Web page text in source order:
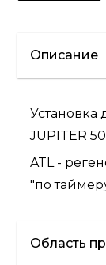
Описание
Установка
JUPITER
ATL -
"по
Область